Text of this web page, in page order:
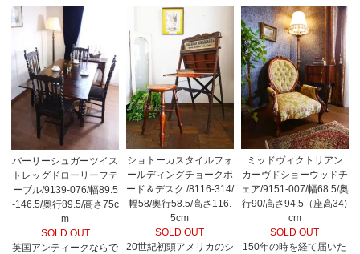
バーリーシュガーツイス
トレッグドローリーフテ
ーブル/9139-076/幅89.5
-146.5/奥行89.5/高さ75c
m
SOLD OUT
英国アンティークならで
ショトーカスタイルフォ
ールディングチョークボ
ード＆デスク /8116-314/
幅58/奥行58.5/高さ116.
5cm
SOLD OUT
20世紀初頭アメリカのシ
ミッドヴィクトリアン
カーヴドショーウッドチ
ェア/9151-007/幅68.5/奥
行90/高さ94.5（座高34)
cm
SOLD OUT
150年の時を経て届いた